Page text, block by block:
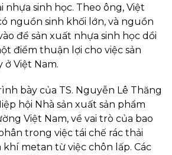
nhựa sinh học. Theo ông, Việt
nguồn sinh khối lớn, và nguồn
để sản xuất nhựa sinh học dồi
điểm thuận lợi cho việc sản
ở Việt Nam.
bày của TS. Nguyễn Lê Thăng
hội Nhà sản xuất sản phẩm
Việt Nam, về vai trò của bao
trong việc tái chế rác thải
khí metan từ việc chôn lấp. Các